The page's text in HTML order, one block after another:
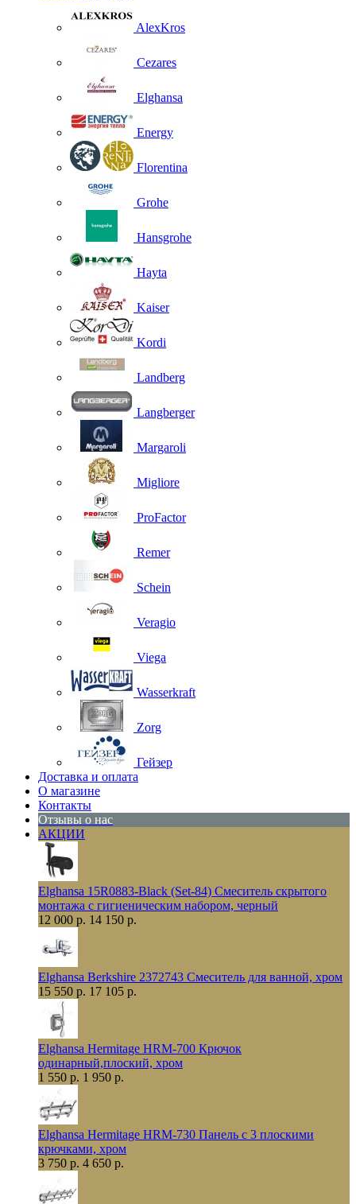
AlexKros
Cezares
Elghansa
Energy
Florentina
Grohe
Hansgrohe
Hayta
Kaiser
Kordi
Landberg
Langberger
Margaroli
Migliore
ProFactor
Remer
Schein
Veragio
Viega
Wasserkraft
Zorg
Гейзер
Доставка и оплата
О магазине
Контакты
Отзывы о нас
АКЦИИ
Elghansa 15R0883-Black (Set-84) Смеситель скрытого
монтажа с гигиеническим набором, черный
12 000 р. 14 150 р.
Elghansa Berkshire 2372743 Смеситель для ванной, хром
15 550 р. 17 105 р.
Elghansa Hermitage HRM-700 Крючок
одинарный,плоский, хром
1 550 р. 1 950 р.
Elghansa Hermitage HRM-730 Панель с 3 плоскими
крючками, хром
3 750 р. 4 650 р.